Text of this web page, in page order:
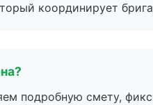
координирует
подробную смету,